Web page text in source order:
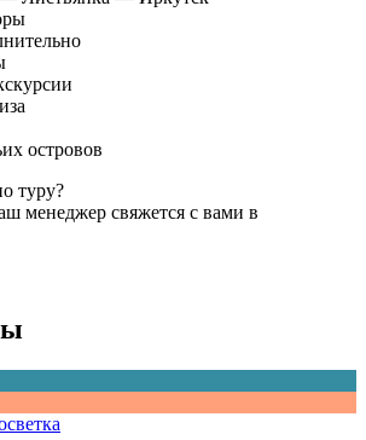
островов
туру?
менеджер свяжется с вами в